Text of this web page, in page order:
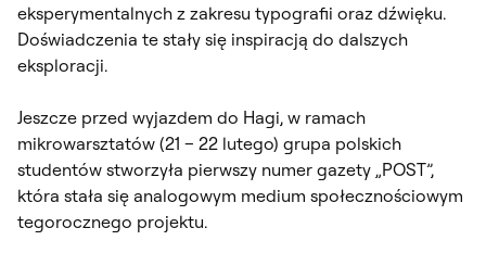
eksperymentalnych z zakresu typografii oraz dźwięku.
Doświadczenia te stały się inspiracją do dalszych
eksploracji.
Jeszcze przed wyjazdem do Hagi, w ramach
mikrowarsztatów (21 – 22 lutego) grupa polskich
studentów stworzyła pierwszy numer gazety „POST”,
która stała się analogowym medium społecznościowym
tegorocznego projektu.